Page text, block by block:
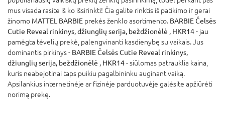
mus visada rasite iš ko išsirinkti! Čia galite rinktis iš patikimo ir gerai
žinomo MATTEL BARBIE prekės ženklo asortimento. BARBIE Čelsės
Cutie Reveal rinkinys, džiunglių serija, beždžionėlė , HKR14- jau
pamėgta tėvelių prekė, palengvinanti kasdienybę su vaikais. Jus
dominantis pirkinys - BARBIE Čelsės Cutie Reveal rinkinys,
džiunglių serija, beždžionėlė , HKR14- siūlomas patrauklia kaina,
kuris neabejotinai taps puikiu pagalbininku auginant vaiką.
Apsilankius internetinėje ar fizinėje parduotuvėje galėsite apžiūrėti
norimą prekę.